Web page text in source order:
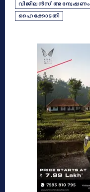
വിജിലൻസ് അന്വേഷണം
ഹൈക്കോടതി